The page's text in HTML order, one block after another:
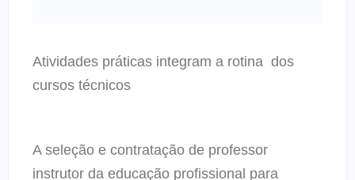
Atividades práticas integram a rotina dos
cursos técnicos
A seleção e contratação de professor
instrutor da educação profissional para